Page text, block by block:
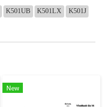
K501UB K501LX K501J
New